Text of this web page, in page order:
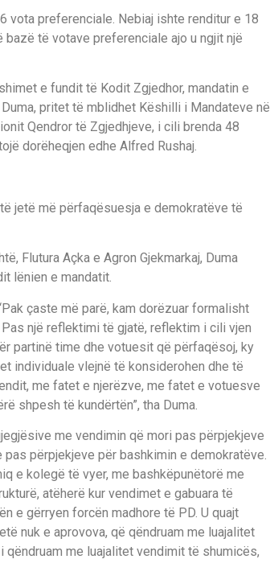
vota preferenciale. Nebiaj ishte renditur e 18
të votave preferenciale ajo u ngjit një
e fundit të Kodit Zgjedhor, mandatin e
pritet të mblidhet Këshilli i Mandateve në
Qendror të Zgjedhjeve, i cili brenda 48
dorëheqjen edhe Alfred Rushaj.
jetë më përfaqësuesja e demokratëve të
Flutura Açka e Agron Gjekmarkaj, Duma
lënien e mandatit.
çaste më parë, kam dorëzuar formalisht
një reflektimi të gjatë, reflektim i cili vjen
partinë time dhe votuesit që përfaqësoj, ky
individuale vlejnë të konsiderohen dhe të
me fatet e njerëzve, me fatet e votuesve
shpesh të kundërtën”, tha Duma.
me vendimin që mori pas përpjekjeve
përpjekjeve për bashkimin e demokratëve.
e kolegë të vyer, me bashkëpunëtorë me
atëherë kur vendimet e gabuara të
e gërryen forcën madhore të PD. U quajt
nuk e aprovova, që qëndruam me luajalitet
me luajalitet vendimit të shumicës,